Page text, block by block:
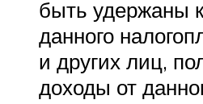
быть удержаны
данного
и других лиц,
доходы от